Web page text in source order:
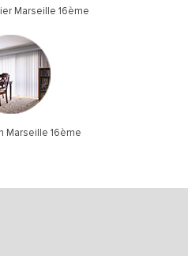
Marseille 16ème
Marseille 16ème